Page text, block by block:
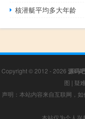
核潜艇平均多大年龄
Copyright © 2012 - 2026 源码吧
图 | 疑
声明：本站内容来自互联网，